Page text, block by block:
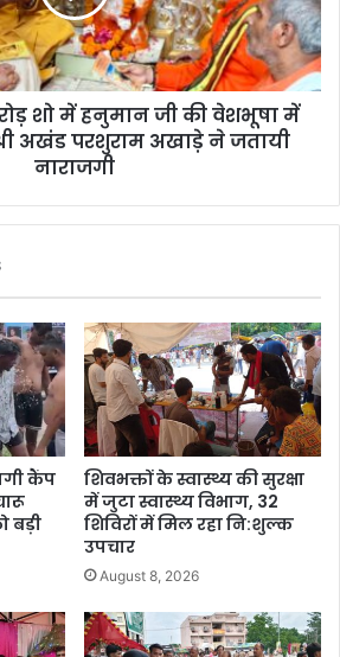
शो में हनुमान जी की वेशभूषा में
अखंड परशुराम अखाड़े ने जतायी
नाराजगी
कैंप
बड़ी
शिवभक्तों के स्वास्थ्य की सुरक्षा
में जुटा स्वास्थ्य विभाग, 32
शिविरों में मिल रहा नि:शुल्क
उपचार
August 8, 2026